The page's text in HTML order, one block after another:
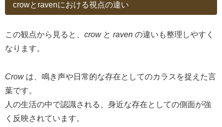
crowとravenにおける視点の違い
この観点から見ると、 crowと raven の違いも整理しやすく
なります。
Crowは、鳴き声や日常的な存在としてのカラスを捉えた言
葉です。
人の生活の中で認識される、身近な存在としての側面が強
く反映されています。